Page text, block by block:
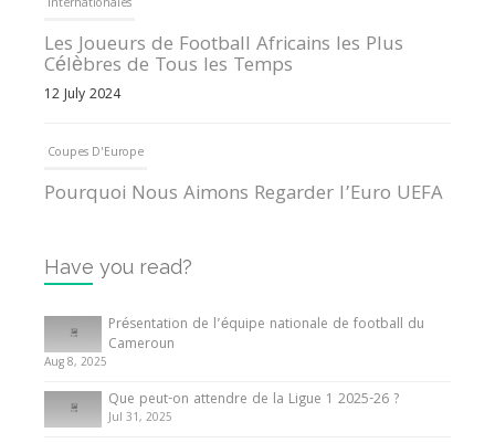
Internationales
Les Joueurs de Football Africains les Plus
Célèbres de Tous les Temps
12 July 2024
Coupes D'Europe
Pourquoi Nous Aimons Regarder l’Euro UEFA
Internationales
Tout ce que vous devez savoir sur la Coupe
d’Afrique des Nations
10 May 2024
Internationales
Have you read?
Présentation de l’équipe nationale de football du
Cameroun
Aug 8, 2025
Que peut-on attendre de la Ligue 1 2025-26 ?
Jul 31, 2025